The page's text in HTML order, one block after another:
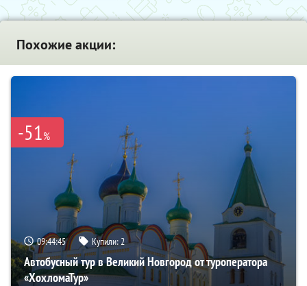
Похожие акции:
-51%
09:44:44 Купили: 2
Автобусный тур в Великий Новгород от туроператора
«ХохломаТур»